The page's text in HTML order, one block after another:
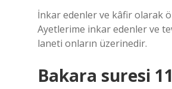
İnkar edenler ve kâfir olarak
Ayetlerime inkar edenler ve
laneti onların üzerinedir.
Bakara suresi